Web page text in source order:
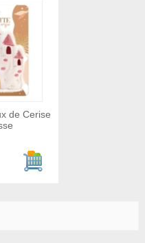
de Cerise
Ajouter au panier